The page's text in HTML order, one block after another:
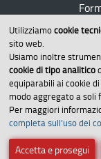
Utilizziamo cookie
sito web.
Usiamo inoltre
cookie di tipo analitico
equiparabili ai cookie
modo aggregato a soli
Per maggiori
completa sull’uso dei
Accetta e prosegui